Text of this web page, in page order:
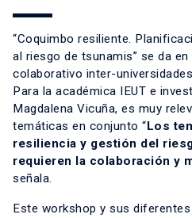
“Coquimbo resiliente.
al riesgo de tsunamis” se da
colaborativo inter-
Para la académica IEUT e
Magdalena Vicuña, es muy
temáticas en conjunto “Los
resiliencia y gestión del
requieren la colaboración y
señala.
Este workshop y sus